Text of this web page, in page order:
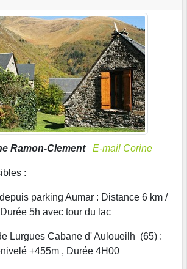
Ramon-Clement E-mail Corine
:
parking Aumar : Distance 6 km /
5h avec tour du lac
Lurgues Cabane d' Auloueilh (65) :
+455m , Durée 4H00